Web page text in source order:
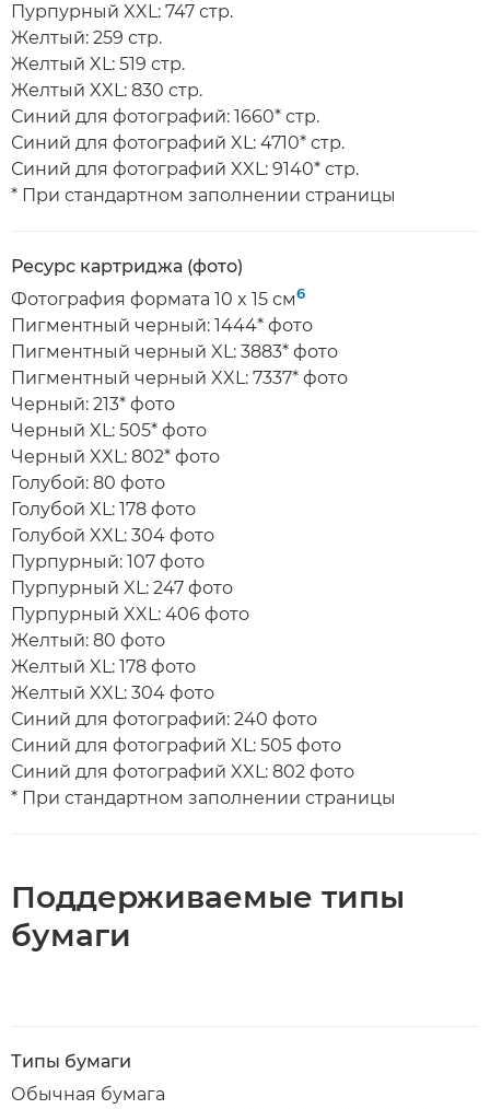
Пурпурный XXL: 747 стр.
Желтый: 259 стр.
Желтый XL: 519 стр.
Желтый XXL: 830 стр.
Синий для фотографий: 1660* стр.
Синий для фотографий XL: 4710* стр.
Синий для фотографий XXL: 9140* стр.
* При стандартном заполнении страницы
Ресурс картриджа (фото)
Фотография формата 10 x 15 см6
Пигментный черный: 1444* фото
Пигментный черный XL: 3883* фото
Пигментный черный XXL: 7337* фото
Черный: 213* фото
Черный XL: 505* фото
Черный XXL: 802* фото
Голубой: 80 фото
Голубой XL: 178 фото
Голубой XXL: 304 фото
Пурпурный: 107 фото
Пурпурный XL: 247 фото
Пурпурный XXL: 406 фото
Желтый: 80 фото
Желтый XL: 178 фото
Желтый XXL: 304 фото
Синий для фотографий: 240 фото
Синий для фотографий XL: 505 фото
Синий для фотографий XXL: 802 фото
* При стандартном заполнении страницы
Поддерживаемые типы
бумаги
Типы бумаги
Обычная бумага